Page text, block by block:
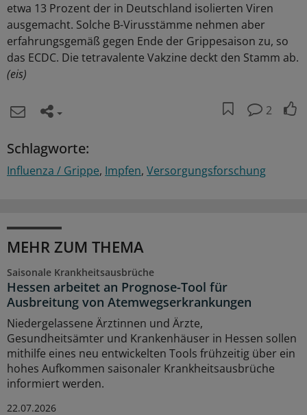
etwa 13 Prozent der in Deutschland isolierten Viren
ausgemacht. Solche B-Virusstämme nehmen aber
erfahrungsgemäß gegen Ende der Grippesaison zu, so
das ECDC. Die tetravalente Vakzine deckt den Stamm ab.
(eis)
2
Schlagworte:
Influenza / Grippe Impfen Versorgungsforschung
MEHR ZUM THEMA
Saisonale Krankheitsausbrüche
Hessen arbeitet an Prognose-Tool für
Ausbreitung von Atemwegserkrankungen
Niedergelassene Ärztinnen und Ärzte,
Gesundheitsämter und Krankenhäuser in Hessen sollen
mithilfe eines neu entwickelten Tools frühzeitig über ein
hohes Aufkommen saisonaler Krankheitsausbrüche
informiert werden.
22.07.2026